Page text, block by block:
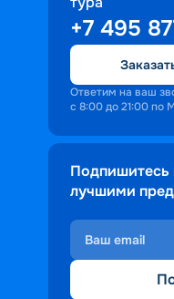
+7 495
Ответим на ваш
с 8:00 до 21:00 по
Подпишитесь
лучшими